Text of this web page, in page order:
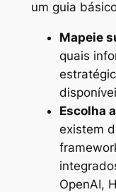
um guia
Mapeie
quais
Escolha
existem
OpenAI,